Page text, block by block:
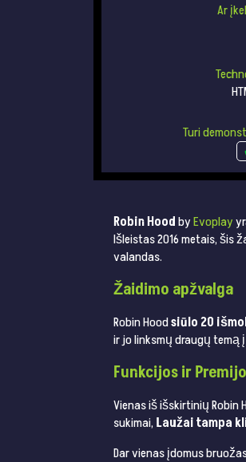
Ar
Turi
Robin HoodbyEvoplay
Išleistas 2016 metais, šis
valandas.
Žaidimo apžvalga
Robin Hoodsiūlo 20
ir jo linksmų draugų temą
Funkcijos ir
Vienas iš išskirtinių
sukimai,Laužai tampa
Dar vienas įdomus